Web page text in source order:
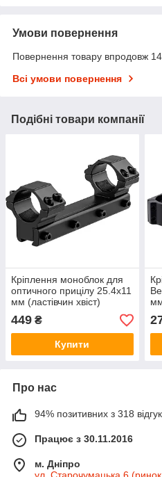
Умови повернення
Повернення товару впродовж
Всі умови повернення
Подібні товари компанії
Кріплення моноблок для
оптичного прицілу 25.4x11
мм (ластівчин хвіст)
Medium LongShort
449 ₴
Купити
Про нас
94% позитивних з 318
Працює з 30.11.2016
м. Дніпро